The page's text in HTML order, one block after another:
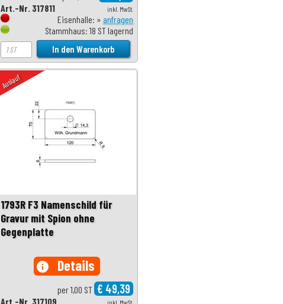
inkl. MwSt.
Art.-Nr. 317811
Eisenhalle: » anfragen
Stammhaus: 18 ST lagernd
Auslauf
1793R F3 Namenschild für
Gravur mit Spion ohne
Gegenplatte
info Details
per 1,00 ST € 49,39
Art.-Nr. 317109